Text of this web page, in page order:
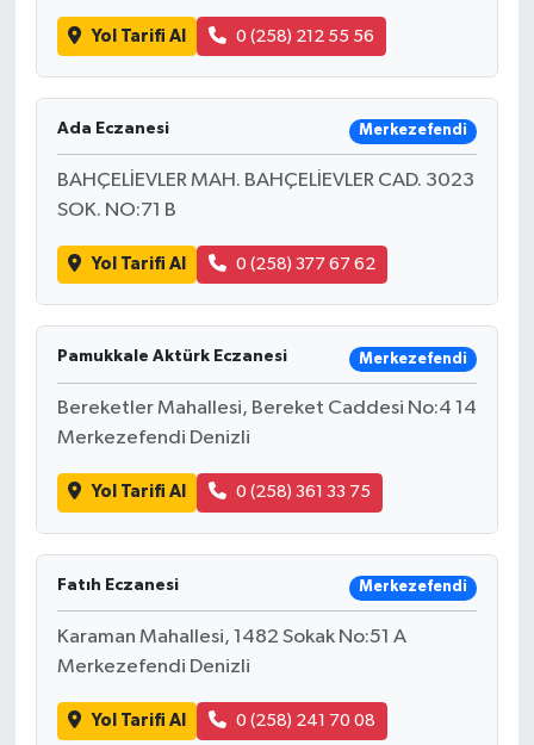
Yol Tarifi Al 0 (258) 212 55 56
Ada Eczanesi Merkezefendi
BAHÇELİEVLER MAH. BAHÇELİEVLER CAD. 3023
SOK. NO:71 B
Yol Tarifi Al 0 (258) 377 67 62
Pamukkale Aktürk Eczanesi Merkezefendi
Bereketler Mahallesi, Bereket Caddesi No:4 14
Merkezefendi Denizli
Yol Tarifi Al 0 (258) 361 33 75
Fatıh Eczanesi Merkezefendi
Karaman Mahallesi, 1482 Sokak No:51 A
Merkezefendi Denizli
Yol Tarifi Al 0 (258) 241 70 08